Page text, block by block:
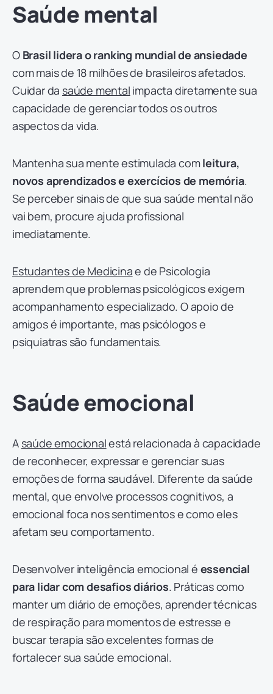
Saúde mental
O Brasil lidera o ranking mundial de ansiedade
com mais de 18 milhões de brasileiros afetados.
Cuidar da saúde mental impacta diretamente sua
capacidade de gerenciar todos os outros
aspectos da vida.
Mantenha sua mente estimulada comleitura,
novos aprendizados e exercícios de memória.
Se perceber sinais de que sua saúde mental não
vai bem, procure ajuda profissional
imediatamente.
Estudantes de Medicinae de Psicologia
aprendem que problemas psicológicos exigem
acompanhamento especializado. O apoio de
amigos é importante, mas psicólogos e
psiquiatras são fundamentais.
Saúde emocional
A saúde emocionalestá relacionada à capacidade
de reconhecer, expressar e gerenciar suas
emoções de forma saudável. Diferente da saúde
mental, que envolve processos cognitivos, a
emocional foca nos sentimentos e como eles
afetam seu comportamento.
Desenvolver inteligência emocional é essencial
para lidar com desafios diários. Práticas como
manter um diário de emoções, aprender técnicas
de respiração para momentos de estresse e
buscar terapia são excelentes formas de
fortalecer sua saúde emocional.